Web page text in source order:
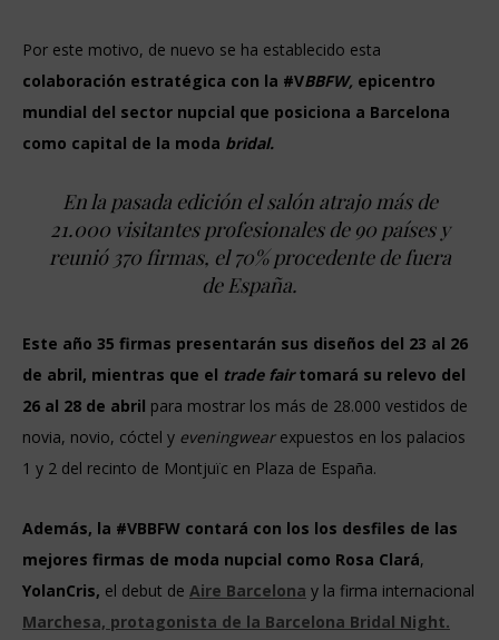
Por este motivo, de nuevo se ha establecido esta
colaboración estratégica con la #VBBFW, epicentro
mundial del sector nupcial que posiciona a Barcelona
como capital de la moda bridal.
En la pasada edición el salón atrajo más de
21.000 visitantes profesionales de 90 países y
reunió 370 firmas, el 70% procedente de fuera
de España.
Este año 35 firmas presentarán sus diseños del 23 al 26
de abril, mientras que el trade fairtomará su relevo del
26 al 28 de abril para mostrar los más de 28.000 vestidos de
novia, novio, cóctel y eveningwearexpuestos en los palacios
1 y 2 del recinto de Montjuïc en Plaza de España.
Además, la #VBBFW contará con los los desfiles de las
mejores firmas de moda nupcial como Rosa Clará,
YolanCris, el debut de Aire Barcelona y la firma internacional
Marchesa, protagonista de la Barcelona Bridal Night.